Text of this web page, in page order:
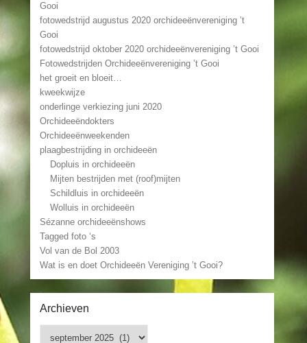
Gooi
fotowedstrijd augustus 2020 orchideeënvereniging ’t
Gooi
fotowedstrijd oktober 2020 orchideeënvereniging ’t Gooi
Fotowedstrijden Orchideeënvereniging ’t Gooi
het groeit en bloeit…
kweekwijze
onderlinge verkiezing juni 2020
Orchideeëndokters
Orchideeënweekenden
plaagbestrijding in orchideeën
Dopluis in orchideeën
Mijten bestrijden met (roof)mijten
Schildluis in orchideeën
Wolluis in orchideeën
Sézanne orchideeënshows
Tagged foto ‘s
Vol van de Bol 2003
Wat is en doet Orchideeën Vereniging ’t Gooi?
Archieven